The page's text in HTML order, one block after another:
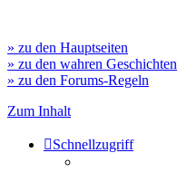
» zu den Hauptseiten
» zu den wahren Geschichten
» zu den Forums-Regeln
Zum Inhalt
Schnellzugriff